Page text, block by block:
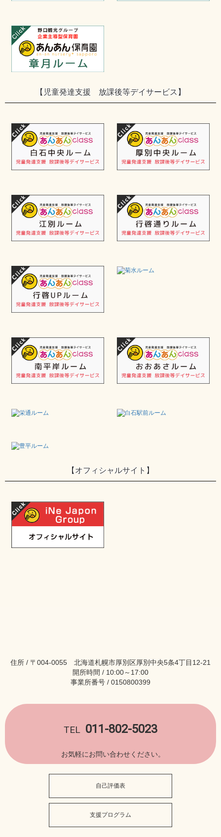
【児童発達支援 放課後等デイサービス】
【オフィシャルサイト】
住所 / 〒004-0055 北海道札幌市厚別区厚別中央5条4丁目12-21
開所時間 / 10:00～17:00
事業所番号 / 0150800399
TEL 011-802-5023
お気軽にお問い合わせください。
自己評価表
支援プログラム